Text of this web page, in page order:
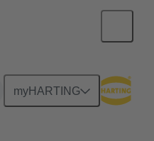
myHARTING
carte fille